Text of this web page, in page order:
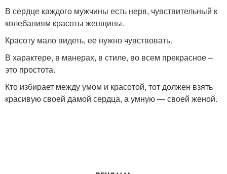
В сердце каждого мужчины есть нерв, чувствительный к
колебаниям красоты женщины.
Красоту мало видеть, ее нужно чувствовать.
В характере, в манерах, в стиле, во всем прекрасное –
это простота.
Кто избирает между умом и красотой, тот должен взять
красивую своей дамой сердца, а умную — своей женой.